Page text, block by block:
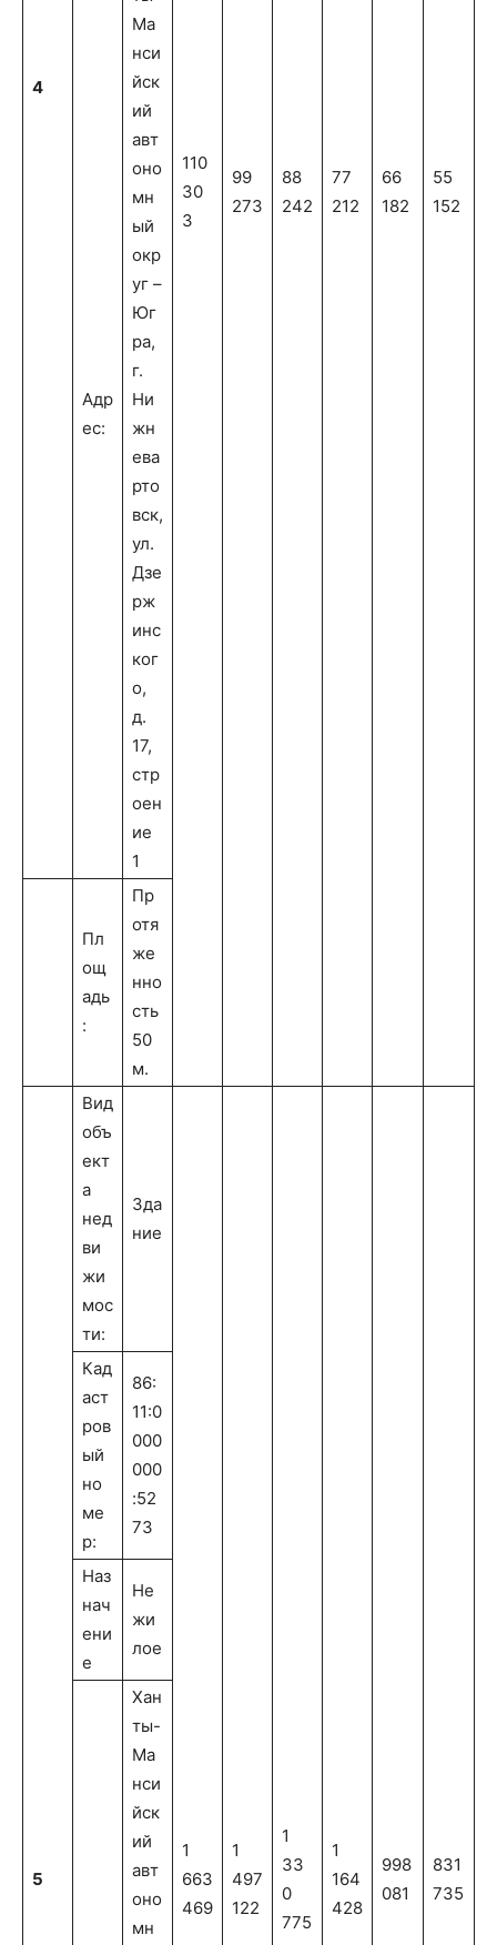
4
110
30
3
99
273
88
242
77
212
66
182
55
152
Адр
ес:
Ма
нси
йск
ий
авт
оно
мн
ый
окр
уг –
Юг
ра,
г.
Ни
жн
ева
рто
вск,
ул.
Дзе
рж
инс
ког
о,
д.
17,
стр
оен
ие
1
Пл
ощ
адь
:
Пр
отя
же
нно
сть
50
м.
5
Вид
объ
ект
а
нед
ви
жи
мос
ти:
Зда
ние
1
663
469
1
497
122
1
33
0
775
1
164
428
998
081
831
735
Кад
аст
ров
ый
но
ме
р:
86:
11:0
000
000
:52
73
Наз
нач
ени
е
Не
жи
лое
Хан
ты-
Ма
нси
йск
ий
авт
оно
мн